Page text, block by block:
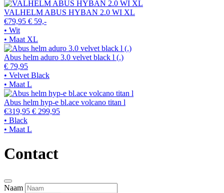
VALHELM ABUS HYBAN 2.0 WI XL
€79,95 € 59,-
• Wit
• Maat XL
Abus helm aduro 3.0 velvet black l (.)
€ 79,95
• Velvet Black
• Maat L
Abus helm hyp-e bl.ace volcano titan l
€319,95 € 299,95
• Black
• Maat L
Contact
Naam